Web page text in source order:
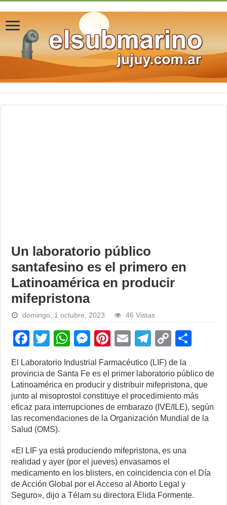
Un laboratorio público
santafesino es el primero en
Latinoamérica en producir
mifepristona
domingo, 1 octubre, 2023 46 Vistas
F
a
c
e
b
o
o
k
T
wi
tt
er
W
h
at
s
A
p
M
e
ss
e
n
g
Pi
er
e
st
E
m
ail
T
el
e
gr
a
m
C
o
p
y
Li
n
ar
e
El Laboratorio Industrial Farmacéutico (LIF) de la
provincia de Santa Fe es el primer laboratorio público de
Latinoamérica en producir y distribuir mifepristona, que
junto al misoprostol constituye el procedimiento más
eficaz para interrupciones de embarazo (IVE/ILE), según
las recomendaciones de la Organización Mundial de la
Salud (OMS).
«El LIF ya está produciendo mifepristona, es una
realidad y ayer (por el jueves) envasamos el
medicamento en los blisters, en coincidencia con el Día
de Acción Global por el Acceso al Aborto Legal y
Seguro», dijo a Télam su directora Elida Formente.